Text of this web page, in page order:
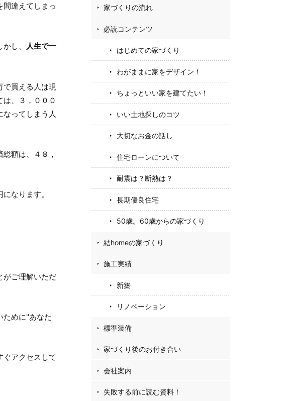
違えてしまっ
し、
人生で一
で買える人は現
、３，０００
ってしまう人
額は、４８，
なります。
がご理解いただ
ために"あなた
ぐアクセスして
家づくりの流れ
必読コンテンツ
はじめての家づくり
わがままに家をデザイン！
ちょっといい家を建てたい！
いい土地探しのコツ
大切なお金の話し
住宅ローンについて
耐震は？断熱は？
長期優良住宅
50歳。60歳からの家づくり
結homeの家づくり
施工実績
新築
リノベーション
標準装備
家づくり後のお付き合い
会社案内
失敗する前に読む資料！